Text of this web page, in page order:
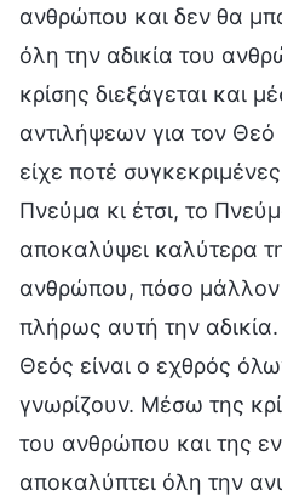
ανθρώπου και δεν θα
όλη την αδικία του
κρίσης διεξάγεται και
αντιλήψεων για τον
είχε ποτέ
Πνεύμα κι έτσι, το
αποκαλύψει καλύτερα
ανθρώπου, πόσο μάλλον
πλήρως αυτή την
Θεός είναι ο εχθρός
γνωρίζουν. Μέσω της
του ανθρώπου και της
αποκαλύπτει όλη την